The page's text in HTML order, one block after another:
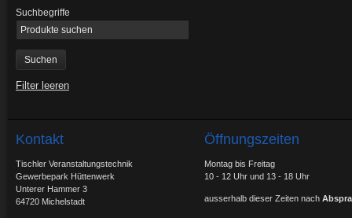
Suchbegriffe
Filter leeren
Kontakt
Tischler Veranstaltungstechnik
Gewerbepark Hüttenwerk
Unterer Hammer 3
64720 Michelstadt
Öffnungszeiten
Montag bis Freitag
10 - 12 Uhr und 13 - 18 Uhr
ausserhalb dieser Zeiten nach